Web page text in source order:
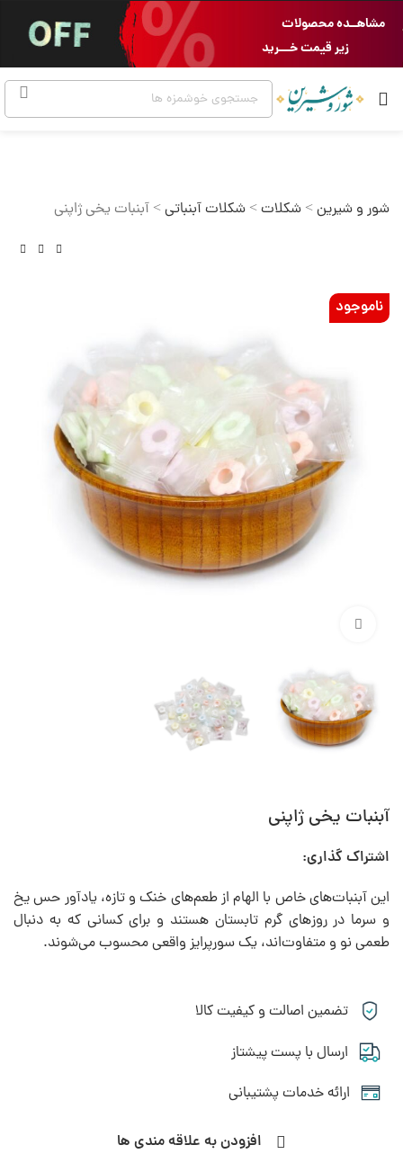
مشاهــده محصولات
زیر قیمت خـــرید
شور و شیرین> شکلات> شکلات آبنباتی> آبنبات یخی ژاپنی
ناموجود
آبنبات یخی ژاپنی
اشتراک گذاری:
این آبنبات‌های خاص با الهام از طعم‌های خنک و تازه، یادآور حس یخ
و سرما در روزهای گرم تابستان هستند و برای کسانی که به دنبال
طعمی نو و متفاوت‌اند، یک سورپرایز واقعی محسوب می‌شوند.
تضمین اصالت و کیفیت کالا
ارسال با پست پیشتاز
ارائه خدمات پشتیبانی
افزودن به علاقه مندی ها